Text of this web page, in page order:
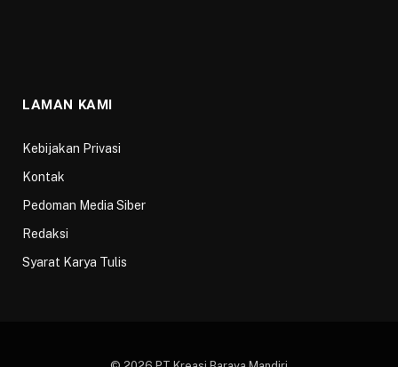
LAMAN KAMI
Kebijakan Privasi
Kontak
Pedoman Media Siber
Redaksi
Syarat Karya Tulis